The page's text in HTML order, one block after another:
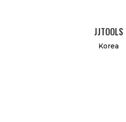
JJTOOLS
Korea